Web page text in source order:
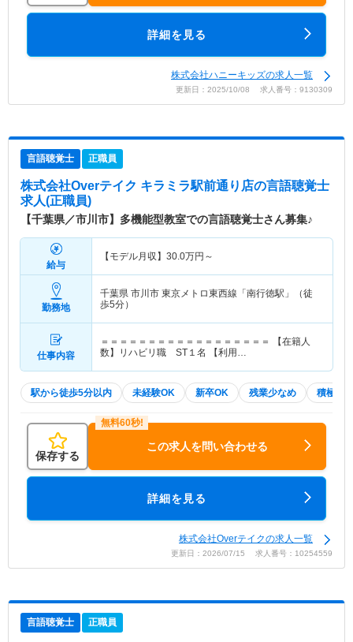
詳細を見る
株式会社ハニーキッズの求人一覧
更新日：2025/10/08 求人番号：9130309
言語聴覚士 正職員
株式会社Overテイク キラミラ駅前通り店の言語聴覚士
求人(正職員)
【千葉県／市川市】多機能型教室での言語聴覚士さん募集♪
給与
【モデル月収】 30.0万円～
勤務地
千葉県 市川市 東京メトロ東西線「南行徳駅」（徒
歩5分）
仕事内容
＝＝＝＝＝＝＝＝＝＝＝＝＝＝＝＝＝＝ 【在籍人
数】リハビリ職 ST１名 【利用…
駅から徒歩5分以内 未経験OK 新卒OK 残業少なめ 積極採
保存する
この求人を問い合わせる
詳細を見る
株式会社Overテイクの求人一覧
更新日：2026/07/15 求人番号：10254559
言語聴覚士 正職員